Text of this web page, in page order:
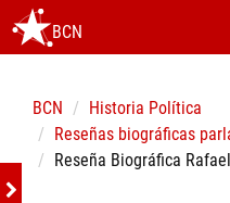
BCN
BCN
Historia Política
Reseñas biográficas
Reseña Biográfica